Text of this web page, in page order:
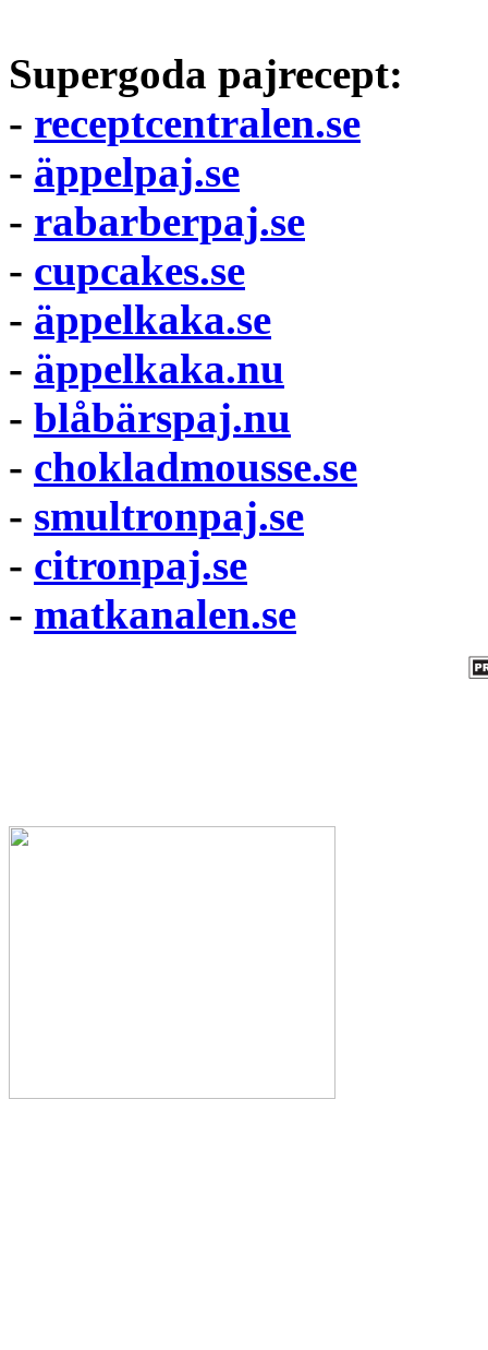
Supergoda pajrecept:
- receptcentralen.se
- äppelpaj.se
- rabarberpaj.se
- cupcakes.se
- äppelkaka.se
- äppelkaka.nu
- blåbärspaj.nu
- chokladmousse.se
- smultronpaj.se
- citronpaj.se
- matkanalen.se